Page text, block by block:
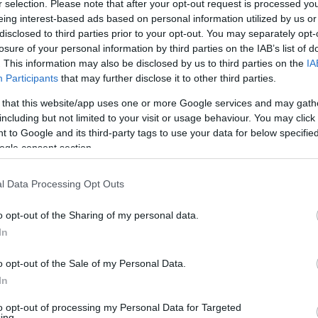
selection. Please note that after your opt-out request is processed
interest-based ads based on personal information utilized by us
to third parties prior to your opt-out. You may separately
of your personal information by third parties on the IAB’s list of
This information may also be disclosed by us to third parties on the
Participants that may further disclose it to other third parties.
that this website/app uses one or more Google services and may
but not limited to your visit or usage behaviour. You may
to Google and its third-party tags to use your data for below
consent section.
Data Processing Opt Outs
opt-out of the Sharing of my personal data.
opt-out of the Sale of my Personal Data.
opt-out of processing my Personal Data for Targeted
BDK NAPI
Nincs
KERESÉS
ARCHÍVUM
2016 június (1)
fehér királya is ide sorolhatóak. Sőt, a verses
Deres Kornélia Szőrapája. Az apahiány a mesék
Kiss Ottó egyes művei ezt bizonyítják.
nyomait viselik, úgy az Ung­vár-parti piréz,
is legalább annyira család- és anyaregény,
amely a létezés mikéntjére is folyton-
metafizikailag súlyozni. A fiúét, az örökösét, a
eltűnt, hiányzó apát, de önmagát is próbálja
a megfelelő szavak keresésének lírai naplója is
hagyatéka az elbeszélőt túl nagy kihívás elé
ám ebben elbukik, kudarcot vall, ahogy az
aratni. Mindazonáltal a vallomás-regény
könyvelhető el. A torony épül tovább…
Tetszik 0
Címkék:könyv ismertetés